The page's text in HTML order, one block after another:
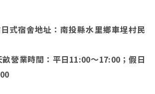
式宿舍地址：南投縣水里鄉車埕村民
營業時間：平日11:00～17:00；假日